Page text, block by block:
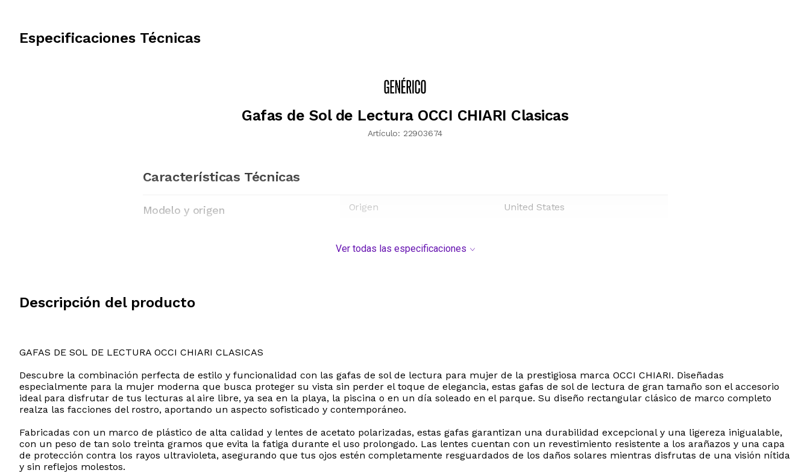
Especificaciones Técnicas
Gafas de Sol de Lectura OCCI CHIARI Clasicas
Artículo: 22903674
Características Técnicas
Modelo y origen Origen United States
Ver todas las especificaciones
Descripción del producto
GAFAS DE SOL DE LECTURA OCCI CHIARI CLASICAS
Descubre la combinación perfecta de estilo y funcionalidad con las gafas de sol de lectura para mujer de la prestigiosa marca OCCI CHIARI. Diseñadas
especialmente para la mujer moderna que busca proteger su vista sin perder el toque de elegancia, estas gafas de sol de lectura de gran tamaño son el accesorio
ideal para disfrutar de tus lecturas al aire libre, ya sea en la playa, la piscina o en un día soleado en el parque. Su diseño rectangular clásico de marco completo
realza las facciones del rostro, aportando un aspecto sofisticado y contemporáneo.
Fabricadas con un marco de plástico de alta calidad y lentes de acetato polarizadas, estas gafas garantizan una durabilidad excepcional y una ligereza inigualable,
con un peso de tan solo treinta gramos que evita la fatiga durante el uso prolongado. Las lentes cuentan con un revestimiento resistente a los arañazos y una capa
de protección contra los rayos ultravioleta, asegurando que tus ojos estén completamente resguardados de los daños solares mientras disfrutas de una visión nítida
y sin reflejos molestos.